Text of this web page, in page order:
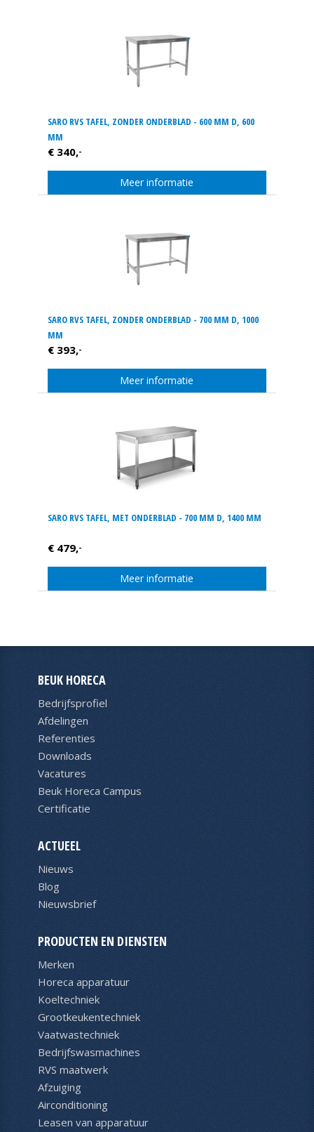
SARO RVS TAFEL, ZONDER ONDERBLAD - 600 MM D, 600
MM
€ 340,-
Meer informatie
SARO RVS TAFEL, ZONDER ONDERBLAD - 700 MM D, 1000
MM
€ 393,-
Meer informatie
SARO RVS TAFEL, MET ONDERBLAD - 700 MM D, 1400 MM
€ 479,-
Meer informatie
BEUK HORECA
Bedrijfsprofiel
Afdelingen
Referenties
Downloads
Vacatures
Beuk Horeca Campus
Certificatie
ACTUEEL
Nieuws
Blog
Nieuwsbrief
PRODUCTEN EN DIENSTEN
Merken
Horeca apparatuur
Koeltechniek
Grootkeukentechniek
Vaatwastechniek
Bedrijfswasmachines
RVS maatwerk
Afzuiging
Airconditioning
Leasen van apparatuur